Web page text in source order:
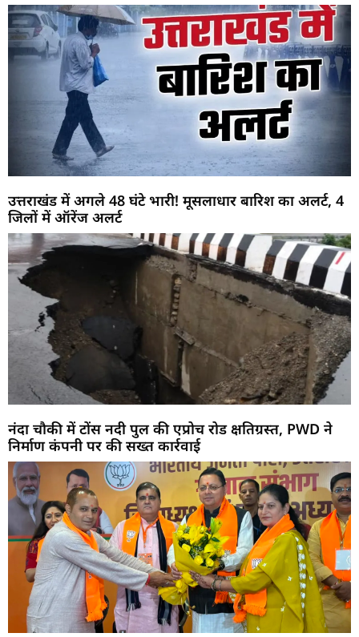
उत्तराखंड में अगले 48 घंटे भारी! मूसलाधार बारिश का अलर्ट, 4
जिलों में ऑरेंज अलर्ट
नंदा चौकी में टोंस नदी पुल की एप्रोच रोड क्षतिग्रस्त, PWD ने
निर्माण कंपनी पर की सख्त कार्रवाई